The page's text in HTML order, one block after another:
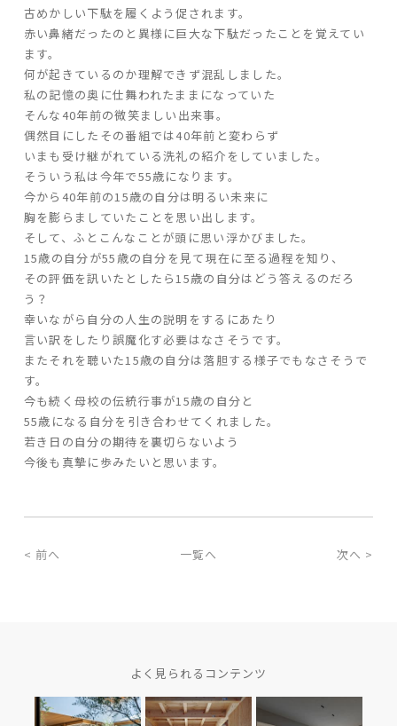
- 高耐震性能
- 高耐久性能
- 保証
家づくりの流れ
よくあるご質問
企業情報
採用情報
暮らしの器
古めかしい下駄を履くよう促されます。
赤い鼻緒だったのと異様に巨大な下駄だったことを覚えてい
ます。
何が起きているのか理解できず混乱しました。
私の記憶の奥に仕舞われたままになっていた
そんな40年前の微笑ましい出来事。
偶然目にしたその番組では40年前と変わらず
いまも受け継がれている洗礼の紹介をしていました。
そういう私は今年で55歳になります。
今から40年前の15歳の自分は明るい未来に
胸を膨らましていたことを思い出します。
そして、ふとこんなことが頭に思い浮かびました。
15歳の自分が55歳の自分を見て現在に至る過程を知り、
その評価を訊いたとしたら15歳の自分はどう答えるのだろ
う？
幸いながら自分の人生の説明をするにあたり
言い訳をしたり誤魔化す必要はなさそうです。
またそれを聴いた15歳の自分は落胆する様子でもなさそうで
す。
今も続く母校の伝統行事が15歳の自分と
55歳になる自分を引き合わせてくれました。
若き日の自分の期待を裏切らないよう
今後も真摯に歩みたいと思います。
< 前へ 一覧へ 次へ >
よく見られるコンテンツ